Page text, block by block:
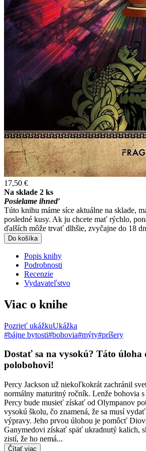
17,50 €
Na sklade 2 ks
Posielame ihneď
Túto knihu máme síce aktuálne na sklade,
posledné kusy. Ak ju chcete mať rýchlo,
ďalších môže trvať dlhšie, zvyčajne do 18
Do košíka
Popis knihy
Podrobnosti
Recenzie
Vydavateľstvo
Viac o knihe
Pozrieť ukážkuUkážka
#bájne bytosti#bohovia#mýty#príšery
Dostať sa na vysokú? Táto
polobohovi!
Percy Jackson už niekoľkokrát zachránil
normálny maturitný ročník. Lenže bohovia
Percy bude musieť získať od Olympanov
vysokú školu, čo znamená, že sa musí
výpravy. Jeho prvou úlohou je pomôcť
Ganymedovi získať späť ukradnutý kalich,
zistí, že ho nemá...
Čítať viac